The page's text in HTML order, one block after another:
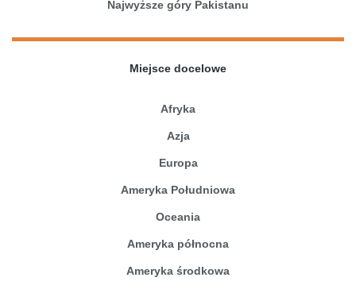
Najwyższe góry Pakistanu
Miejsce docelowe
Afryka
Azja
Europa
Ameryka Południowa
Oceania
Ameryka północna
Ameryka środkowa